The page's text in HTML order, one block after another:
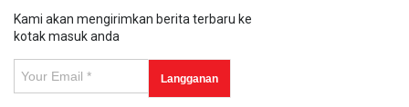
Kami akan mengirimkan berita terbaru ke
kotak masuk anda